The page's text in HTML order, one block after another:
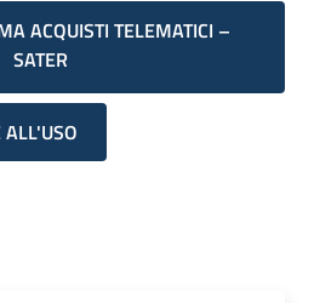
ACQUISTI TELEMATICI –
SATER
ALL'USO